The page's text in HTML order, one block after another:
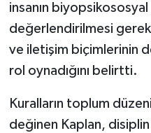
insanın biyopsikososyal
değerlendirilmesi
ve iletişim biçimlerinin
rol oynadığını belirtti.
Kuralların toplum
değinen Kaplan,